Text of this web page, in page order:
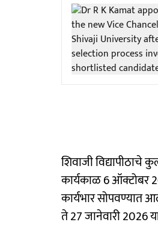
शिवाजी विद्यापीठाचे
कार्यकाळ 6 ऑक्टोबर
कार्यभार सोपवण्यात
ते 27 जानेवारी 2026